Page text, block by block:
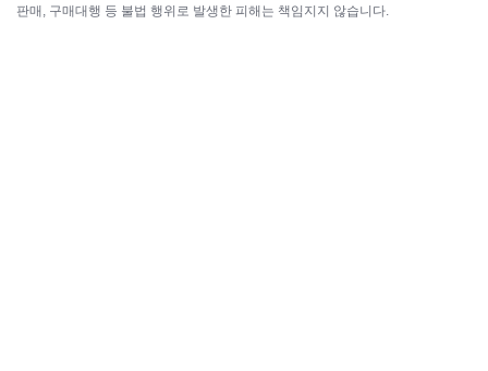
판매, 구매대행 등 불법 행위로 발생한 피해는 책임지지 않습니다.